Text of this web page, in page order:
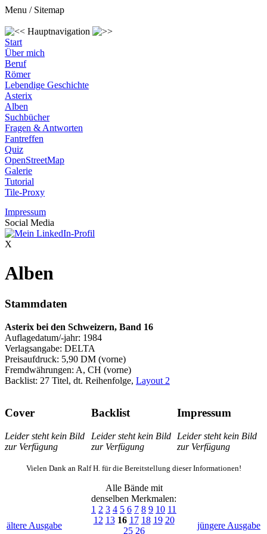
Menu / Sitemap
Hauptnavigation
Start
Über mich
Beruf
Römer
Lebendige Geschichte
Asterix
Alben
Suchbücher
Fragen & Antworten
Fantreffen
Quiz
OpenStreetMap
Galerie
Tutorial
Tile-Proxy
Impressum
Social Media
X
Alben
Stammdaten
Asterix bei den Schweizern, Band 16
Auflagedatum/-jahr: 1984
Verlagsangabe: DELTA
Preisaufdruck: 5,90 DM (vorne)
Fremdwährungen: A, CH (vorne)
Backlist: 27 Titel, dt. Reihenfolge, Layout 2
Cover
Leider steht kein Bild
zur Verfügung
Backlist
Leider steht kein Bild
zur Verfügung
Impressum
Leider steht kein Bild
zur Verfügung
Vielen Dank an Ralf H. für die Bereitstellung dieser Informationen!
ältere Ausgabe
Alle Bände mit
denselben Merkmalen:
1 2 3 4 5 6 7 8 9 10 11
12 13 16 17 18 19 20
25 26
jüngere Ausgabe